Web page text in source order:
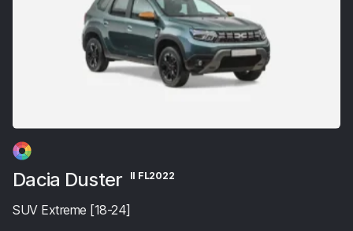
Dacia Duster II FL2022
SUV Extreme [18-24]